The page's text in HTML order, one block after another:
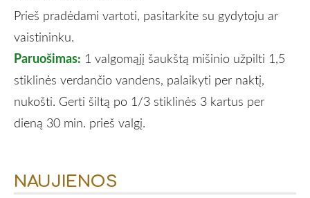
NAUJIENOS
Prieš pradėdami vartoti, pasitarkite su gydytoju ar
vaistininku.
Paruošimas: 1 valgomąjį šaukštą mišinio užpilti 1,5
stiklinės verdančio vandens, palaikyti per naktį,
nukošti. Gerti šiltą po 1/3 stiklinės 3 kartus per
dieną 30 min. prieš valgį.